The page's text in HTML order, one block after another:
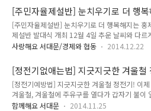
시장에서 매생이를 샀습니다. 매생이 한 덩이는
~500그램 정도의 무..
겨울학기 체험교실을 준비했습니다^^ 이름하여 '
는 곳, 한강' '큰 강'이라는 의미를 가지고 있는 한
대의 사람들에게 많은 풍요로움을 제공해주는
다. 한강은 사람뿐만 아니라 많은 야생동물에게
제공하고 있어, 서식지로도 유명하지요 '겨울철
놀이, 만들기 체험을 통해 더불어 사는 한강에 대
깝게 만들어주려 한답니다 '겨울..
[주민자율제설반] 눈치우기로 더 행
3동 주민자율제설반 발대식 개최
[주민자율제설반] 눈치우기로 더 행복해지는 홍
제설반 발대식 개최 12월 4일 추운 날씨와 다르
곳이 있습니다. 시끌벅적한 곳은 다름아닌 서대
면도로와 보도구간 제설의 한계점을 보완하기 위
다 효율적인 제설 환경을 조성하기 위해 주민참
확산하기 위한 '주민자율제설반 발대식'이 개최
요~!! 주민자율제설반은 자율방재단, 새마을지
협의회 등 홍제3동 직능단체 소속 회원과 주민
사랑해요 서대문/경제와 협동 2014.12.22
[정전기없애는법] 지긋지긋한 겨울철
애는 법!
[정전기예방법] 지긋지긋한 겨울철 정전기! 이
겨울철, 겨울철에 주유구를 열다가 갑자기 불이
TV 뉴스를 통해서 많이 접하게 되시죠. 이런 사고
함께해요 서대문 2014.11.25